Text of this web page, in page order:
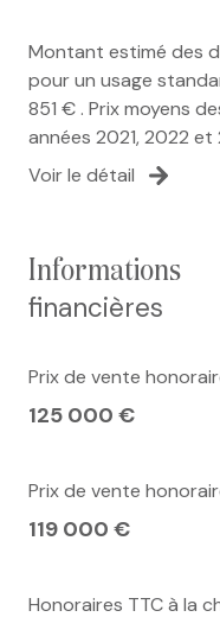
Montant estimé des
pour un usage
851 € . Prix moyens
années 2021, 2022
Voir le détail
informations
financières
Prix de vente
125 000 €
Prix de vente
119 000 €
Honoraires TTC à la